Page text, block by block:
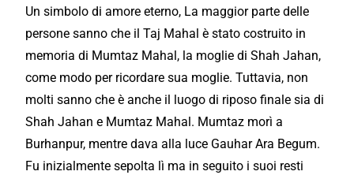
Un simbolo di amore eterno, La maggior parte delle
persone sanno che il Taj Mahal è stato costruito in
memoria di Mumtaz Mahal, la moglie di Shah Jahan,
come modo per ricordare sua moglie. Tuttavia, non
molti sanno che è anche il luogo di riposo finale sia di
Shah Jahan e Mumtaz Mahal. Mumtaz morì a
Burhanpur, mentre dava alla luce Gauhar Ara Begum.
Fu inizialmente sepolta lì ma in seguito i suoi resti